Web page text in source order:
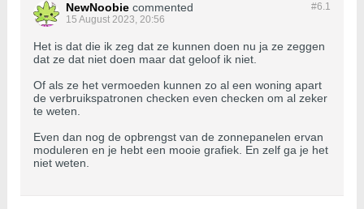
#6.1
NewNoobie commented
15 August 2023, 20:56
Het is dat die ik zeg dat ze kunnen doen nu ja ze zeggen
dat ze dat niet doen maar dat geloof ik niet.
Of als ze het vermoeden kunnen zo al een woning apart
de verbruikspatronen checken even checken om al zeker
te weten.
Even dan nog de opbrengst van de zonnepanelen ervan
moduleren en je hebt een mooie grafiek. En zelf ga je het
niet weten.